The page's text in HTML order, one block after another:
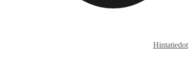
Hintatiedot